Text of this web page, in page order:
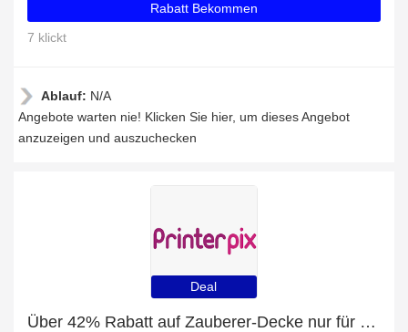
Rabatt Bekommen
7 klickt
Ablauf: N/A
Angebote warten nie! Klicken Sie hier, um dieses Angebot
anzuzeigen und auszuchecken
Deal
Über 42% Rabatt auf Zauberer-Decke nur für EU-Kunden